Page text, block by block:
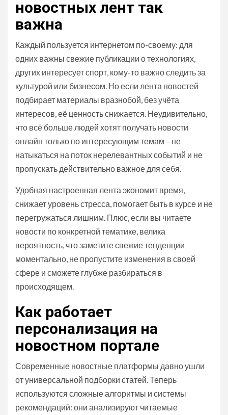
новостных лент так
важна
Каждый пользуется интернетом по-своему: для
одних важны свежие публикации о технологиях,
других интересует спорт, кому-то важно следить за
культурой или бизнесом. Но если лента новостей
подбирает материалы вразнобой, без учёта
интересов, её ценность снижается. Неудивительно,
что всё больше людей хотят получать новости
онлайн только по интересующим темам – не
натыкаться на поток нерелевантных событий и не
пропускать действительно важное для себя.
Удобная настроенная лента экономит время,
снижает уровень стресса, помогает быть в курсе и не
перегружаться лишним. Плюс, если вы читаете
новости по конкретной тематике, велика
вероятность, что заметите свежие тенденции
моментально, не пропустите изменения в своей
сфере и сможете глубже разбираться в
происходящем.
Как работает
персонализация на
новостном портале
Современные новостные платформы давно ушли
от универсальной подборки статей. Теперь
используются сложные алгоритмы и системы
рекомендаций: они анализируют читаемые